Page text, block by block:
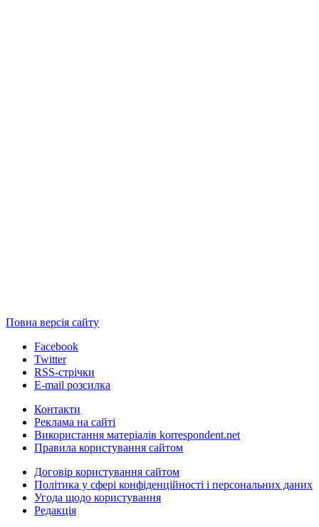
Повна версія сайту
Facebook
Twitter
RSS-стрічки
E-mail розсилка
Контакти
Реклама на сайті
Використання матеріалів korrespondent.net
Правила користування сайтом
Договір користування сайтом
Політика у сфері конфіденційності і персональних даних
Угода щодо користування
Редакція